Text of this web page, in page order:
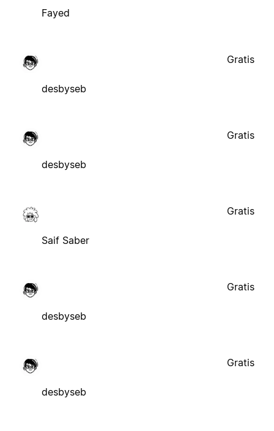
Fayed
desbyseb
Gratis
desbyseb
Gratis
Saif Saber
Gratis
desbyseb
Gratis
desbyseb
Gratis